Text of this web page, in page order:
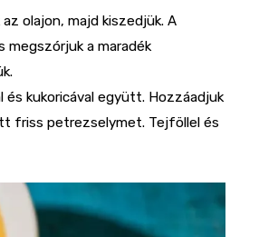
olajon, majd kiszedjük. A
a maradék
kukoricával együtt. Hozzáadjuk
friss petrezselymet. Tejföllel és